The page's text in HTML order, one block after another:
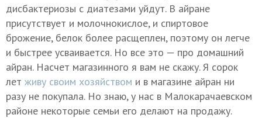
дисбактериозы с диатезами уйдут. В айране
присутствует и молочнокислое, и спиртовое
брожение, белок более расщеплен, поэтому он легче
и быстрее усваивается. Но все это — про домашний
айран. Насчет магазинного я вам не скажу. Я сорок
лет живу своим хозяйством и в магазине айран ни
разу не покупала. Но знаю, у нас в Малокарачаевском
районе некоторые семьи его делают на продажу.